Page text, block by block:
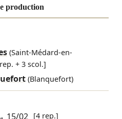
production
(Saint-Médard-en-
+ 3 scol.]
(Blanquefort)
15/02 [4 rep.]